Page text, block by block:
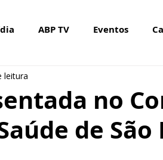
ABP TV Eventos
na mídia
no
de São
leitura